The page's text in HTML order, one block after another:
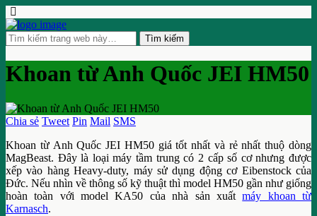
Khoan từ Anh Quốc JEI HM50
Chia sẻ Tweet Pin Mail SMS
Khoan từ Anh Quốc JEI HM50 giá tốt nhất và rẻ nhất thuộ dòng
MagBeast. Đây là loại máy tầm trung có 2 cấp số cơ nhưng được
xếp vào hàng Heavy-duty, máy sử dụng động cơ Eibenstock của
Đức. Nếu nhìn về thông số kỹ thuật thì model HM50 gần như giống
hoàn toàn với model KA50 của nhà sản xuấtmáy khoan từ
Karnasch.